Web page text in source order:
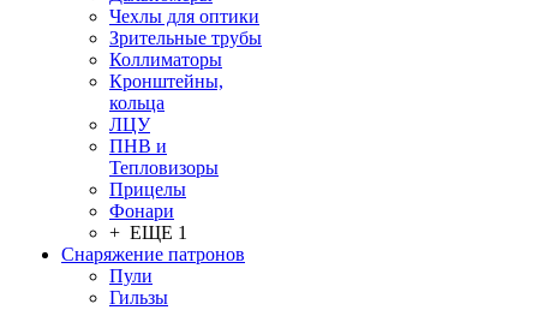
Чехлы для оптики
Зрительные трубы
Коллиматоры
Кронштейны,
кольца
ЛЦУ
ПНВ и
Тепловизоры
Прицелы
Фонари
+ ЕЩЕ 1
Снаряжение патронов
Пули
Гильзы